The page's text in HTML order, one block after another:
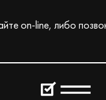
on-line, либо